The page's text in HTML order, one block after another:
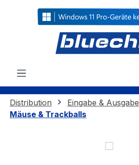
springen
Distribution
Eingabe & Ausgabe
Mäuse & Trackballs
Bildergalerie überspringen